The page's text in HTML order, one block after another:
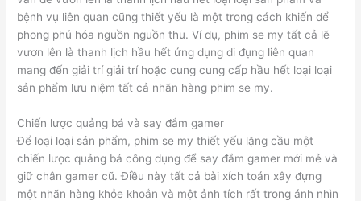
bệnh vụ liên quan cũng thiết yếu là một trong cách khiến để
phong phú hóa nguồn nguồn thu. Ví dụ, phim se my tất cả lẽ
vươn lên là thanh lịch hầu hết ứng dụng di đụng liên quan
mang đến giải trí giải trí hoặc cung cung cấp hầu hết loại loại
sản phẩm lưu niệm tất cả nhãn hàng phim se my.
Chiến lược quảng bá và say đắm gamer
Để loại loại sản phẩm, phim se my thiết yếu lặng cầu một
chiến lược quảng bá công dụng để say đắm gamer mới mẻ và
giữ chân gamer cũ. Điều này tất cả bài xích toán xây đựng
một nhãn hàng khỏe khoắn và một ảnh tích rất trong ánh nhìn